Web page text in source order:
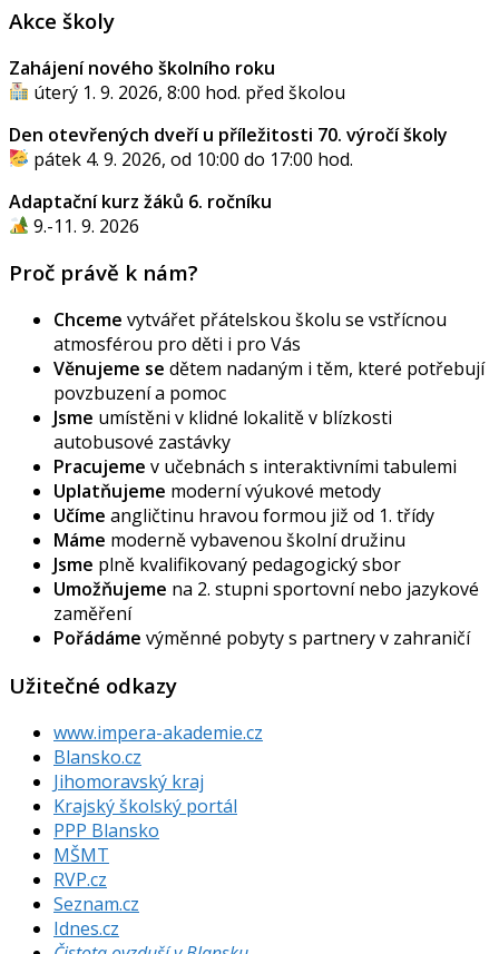
Akce školy
Zahájení nového školního roku
úterý 1. 9. 2026, 8:00 hod. před školou
Den otevřených dveří u příležitosti 70. výročí školy
pátek 4. 9. 2026, od 10:00 do 17:00 hod.
Adaptační kurz žáků 6. ročníku
9.-11. 9. 2026
Proč právě k nám?
Chceme vytvářet přátelskou školu se vstřícnou
atmosférou pro děti i pro Vás
Věnujeme se dětem nadaným i těm, které potřebují
povzbuzení a pomoc
Jsme umístěni v klidné lokalitě v blízkosti
autobusové zastávky
Pracujeme v učebnách s interaktivními tabulemi
Uplatňujeme moderní výukové metody
Učíme angličtinu hravou formou již od 1. třídy
Máme moderně vybavenou školní družinu
Jsme plně kvalifikovaný pedagogický sbor
Umožňujeme na 2. stupni sportovní nebo jazykové
zaměření
Pořádáme výměnné pobyty s partnery v zahraničí
Užitečné odkazy
www.impera-akademie.cz
Blansko.cz
Jihomoravský kraj
Krajský školský portál
PPP Blansko
MŠMT
RVP.cz
Seznam.cz
Idnes.cz